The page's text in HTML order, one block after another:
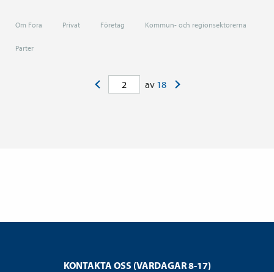
Om Fora Privat Företag Kommun- och regionsektorerna
Parter
av 18
KONTAKTA OSS (VARDAGAR 8-17)